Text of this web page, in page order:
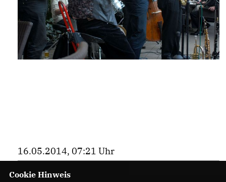
16.05.2014, 07:21 Uhr
Cookie Hinweis